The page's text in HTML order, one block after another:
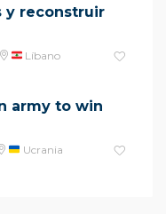
y reconstruir
Líbano
army to win
Ucrania